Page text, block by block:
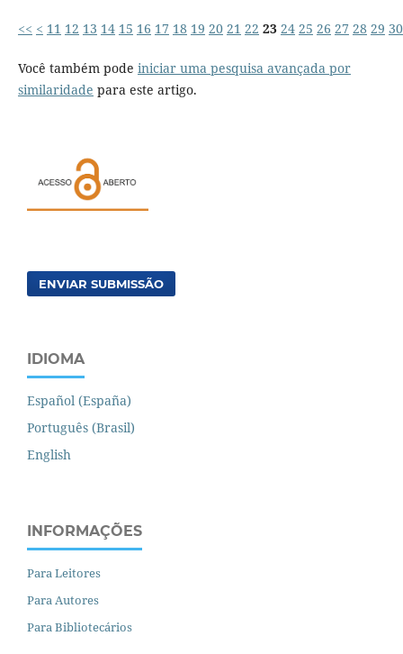
<< < 11 12 13 14 15 16 17 18 19 20 21 22 23 24 25 26 27 28 29 30
Você também pode iniciar uma pesquisa avançada por
similaridade para este artigo.
ENVIAR SUBMISSÃO
IDIOMA
Español (España)
Português (Brasil)
English
INFORMAÇÕES
Para Leitores
Para Autores
Para Bibliotecários